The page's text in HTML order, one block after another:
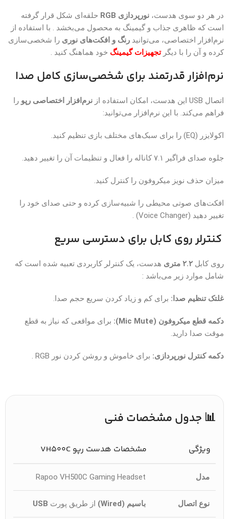
در هر دو سوی هدست، نورپردازی RGB
حلقه‌ای شکل قرار گرفته
است که ظاهری جذاب و گیمینگ به محصول می‌بخشد . با استفاده از
نرم‌افزار اختصاصی، می‌توانید رنگ و افکت‌های نوری را شخصی‌سازی
کرده و آن را با دیگر تجهیزات گیمینگ خود هماهنگ کنید .
نرم‌افزار قدرتمند برای شخصی‌سازی کامل صدا
اتصال USB این هدست، امکان استفاده از نرم‌افزار اختصاصی رپو را
فراهم می‌کند. با این نرم‌افزار می‌توانید:
اکولایزر (EQ) را برای سبک‌های مختلف بازی تنظیم کنید.
جلوه صدای فراگیر ۷.۱ کاناله را فعال و تنظیمات آن را تغییر دهید.
میزان حذف نویز میکروفون را کنترل کنید.
افکت‌های صوتی محیطی را شبیه‌سازی کرده و حتی صدای خود را
تغییر دهید (Voice Changer) .
کنترلر روی کابل برای دسترسی سریع
روی کابل ۲.۲ متری
هدست، یک کنترلر کاربردی تعبیه شده است که
شامل موارد زیر می‌باشد :
غلتک تنظیم صدا: برای کم و زیاد کردن سریع حجم صدا.
دکمه قطع میکروفون (Mic Mute):
برای مواقعی که نیاز به قطع
موقت صدا دارید.
دکمه کنترل نورپردازی: برای خاموش و روشن کردن نور RGB .
📊 جدول مشخصات فنی
ویژگی مشخصات هدست رپو VH500C
مدل Rapoo VH500C Gaming Headset
نوع اتصال باسیم (Wired) از طریق پورت USB